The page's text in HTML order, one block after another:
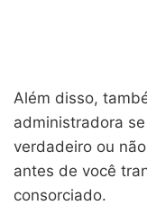
Além disso,
administradora
verdadeiro ou
antes de você
consorciado.